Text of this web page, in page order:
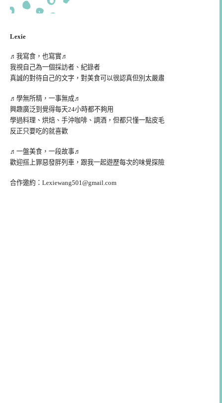
Lexie
♬我寫食，也寫實♬
我視自己為一個採訪者、紀錄者
真誠的對待自己的文字，對美食可以很認真但別太嚴肅
♬學無所精，一事無成♬
興趣廣泛到覺得每天24小時都不夠用
學過料理、烘焙、手沖咖啡、調酒，但都只懂一點皮毛
反正只要吃的就喜歡
♬一盤美食，一段故事♬
歡迎搭上罪惡發胖列車，跟我一起遊歷每次的味覺探險
合作邀約： Lexiewang501@gmail.com